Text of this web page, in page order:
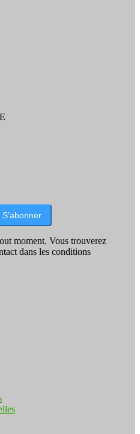
S’abonner
moment. Vous trouverez
dans les conditions